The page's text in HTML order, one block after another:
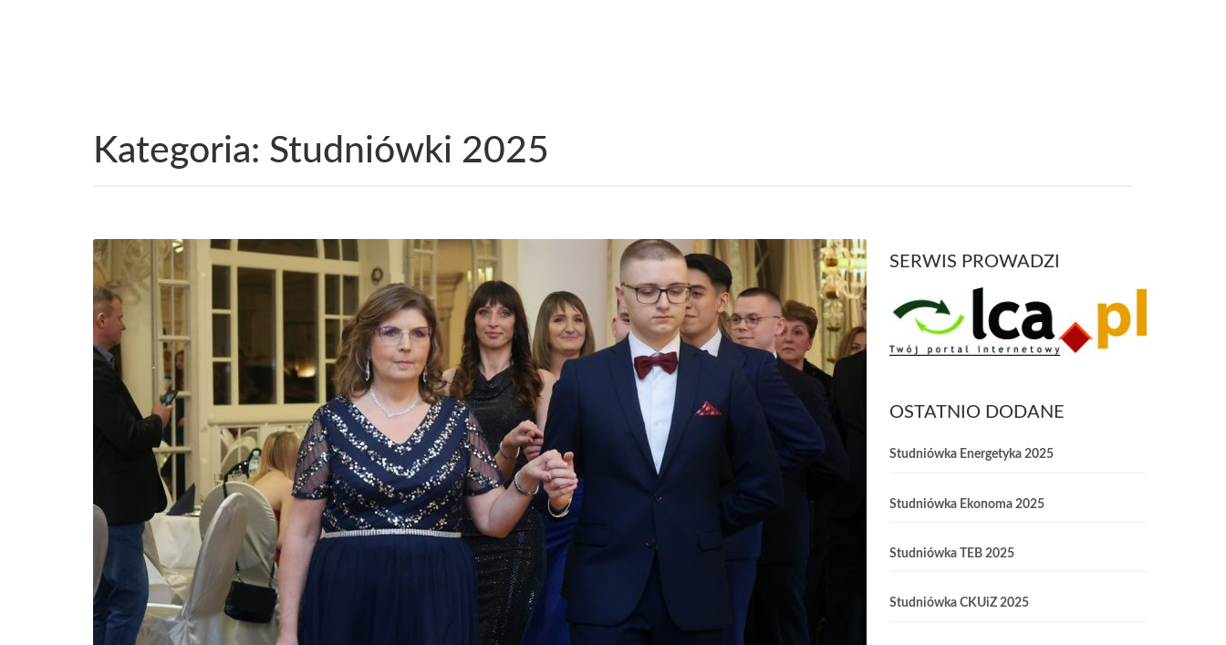
Kategoria: Studniówki 2025
SERWIS PROWADZI
OSTATNIO DODANE
Studniówka Energetyka 2025
Studniówka Ekonoma 2025
Studniówka TEB 2025
Studniówka CKUiZ 2025